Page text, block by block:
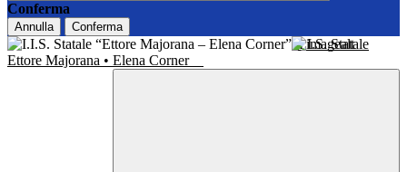
Conferma
Annulla Conferma
I.I.S. Statale
Ettore Majorana • Elena Corner